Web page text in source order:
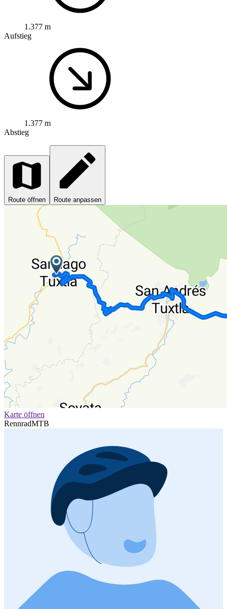
1.377 m
Aufstieg
1.377 m
Abstieg
Route öffnen Route anpassen
Karte öffnen
RennradMTB